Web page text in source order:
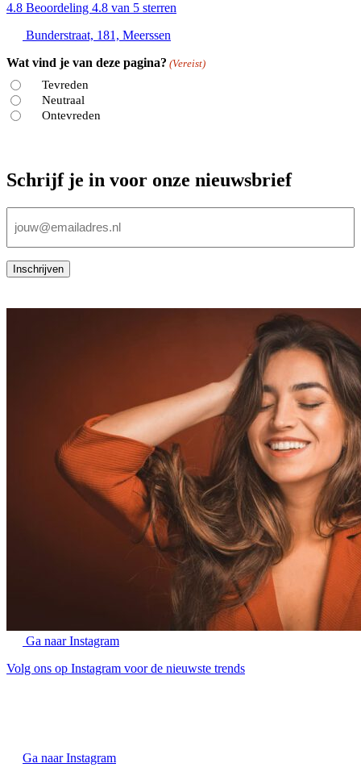
4.8 Beoordeling 4.8 van 5 sterren
Bunderstraat, 181, Meerssen
Wat vind je van deze pagina? (Vereist)
Tevreden
Neutraal
Ontevreden
Schrijf je in voor onze nieuwsbrief
mailadres
Inschrijven
Ga naar Instagram
Volg ons op Instagram voor de nieuwste trends
Ga naar Instagram